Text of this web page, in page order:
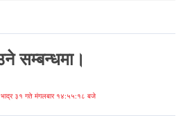
सम्बन्धमा।
३१ गते मंगलबार १४:५५:१८ बजे